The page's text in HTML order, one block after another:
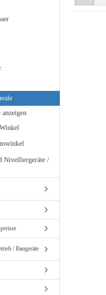
Nivelliergeräte /
/ Baugeräte